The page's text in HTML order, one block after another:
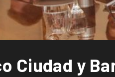
Ciudad y